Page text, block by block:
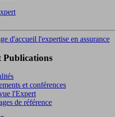
d'accueil l'expertise en assurance
Publications
et conférences
l'Expert
de référence